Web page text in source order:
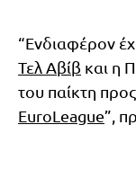
“Ενδιαφέρον
Τελ Αβίβ και η
του παίκτη
EuroLeague”,